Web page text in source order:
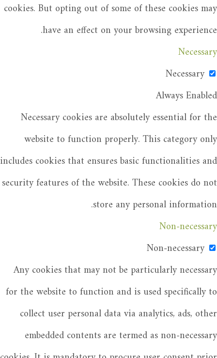
cookies. But opting out of some of these cookies may
have an effect on your browsing experience.
Necessary
Necessary
Always Enabled
Necessary cookies are absolutely essential for the
website to function properly. This category only
includes cookies that ensures basic functionalities and
security features of the website. These cookies do not
store any personal information.
Non-necessary
Non-necessary
Any cookies that may not be particularly necessary
for the website to function and is used specifically to
collect user personal data via analytics, ads, other
embedded contents are termed as non-necessary